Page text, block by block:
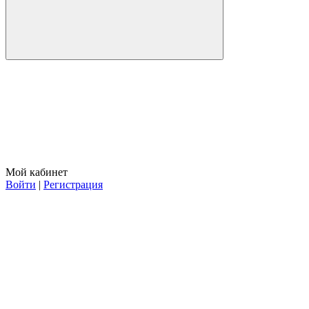
Мой кабинет
Войти | Регистрация